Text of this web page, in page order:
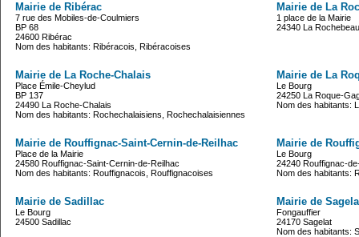
Mairie de Ribérac
7 rue des Mobiles-de-Coulmiers
BP 68
24600 Ribérac
Nom des habitants: Ribéracois, Ribéracoises
Mairie de La
1 place de la Mairie
24340 La
Mairie de La Roche-Chalais
Place Émile-Cheylud
BP 137
24490 La Roche-Chalais
Nom des habitants: Rochechalaisiens, Rochechalaisiennes
Mairie de La
Le Bourg
24250 La Roque-
Nom des habitants:
Mairie de Rouffignac-Saint-Cernin-de-Reilhac
Place de la Mairie
24580 Rouffignac-Saint-Cernin-de-Reilhac
Nom des habitants: Rouffignacois, Rouffignacoises
Mairie de
Le Bourg
24240 Rouffignac-
Nom des habitants:
Mairie de Sadillac
Le Bourg
24500 Sadillac
Mairie de
Fongauffier
24170 Sagelat
Nom des habitants: